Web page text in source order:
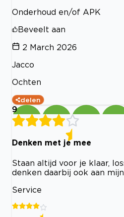
Onderhoud en/of APK
Beveelt aan
2 March 2026
Jacco
Ochten
delen
9
Denken met je mee
Staan altijd voor je klaar,
denken daarbij ook aan
Service